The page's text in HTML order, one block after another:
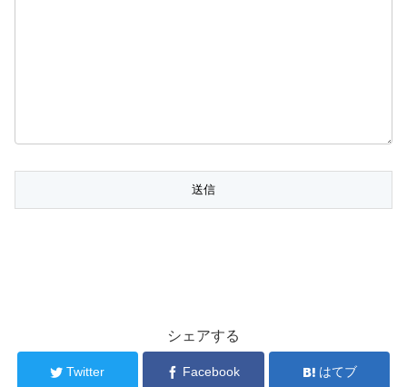
シェアする
Twitter Facebook はてブ